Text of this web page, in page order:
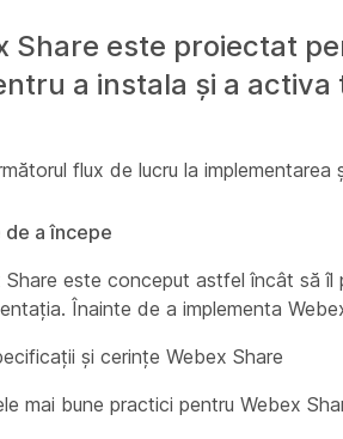
Share este proiectat
a instala și a activa
flux de lucru la implementarea
de a începe
Share este conceput astfel încât să îl
Înainte de a implementa
și cerințe Webex Share
mai bune practici pentru Webex